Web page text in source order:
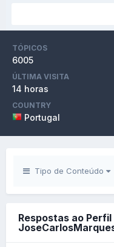
TÓPICOS
6005
ÚLTIMA VISITA
14 horas
COUNTRY
Portugal
Tipo de Conteúdo
Respostas ao